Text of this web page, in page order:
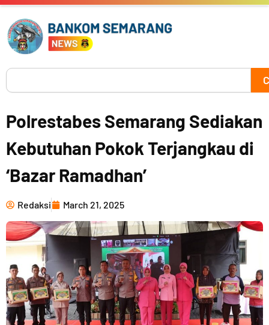
Skip
content
Search
Polrestabes Semarang Sediakan
Kebutuhan Pokok Terjangkau di
‘Bazar Ramadhan’
Redaksi March 21, 2025